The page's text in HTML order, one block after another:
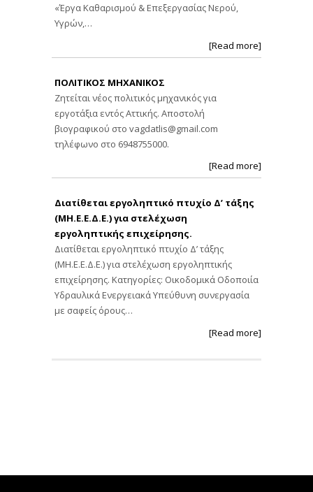
«Έργα Καθαρισμού & Επεξεργασίας Νερού,
Υγρών,…
[Read more]
ΠΟΛΙΤΙΚΟΣ ΜΗΧΑΝΙΚΟΣ
Ζητείται νέος πολιτικός μηχανικός για
εργοτάξια εντός Αττικής. Αποστολή
βιογραφικού στο vagdatlis@gmail.com
τηλέφωνο στο 6948755000.
[Read more]
Διατίθεται εργοληπτικό πτυχίο Δ’ τάξης
(ΜΗ.Ε.Ε.Δ.Ε.) για στελέχωση
εργοληπτικής επιχείρησης.
Διατίθεται εργοληπτικό πτυχίο Δ’ τάξης
(ΜΗ.Ε.Ε.Δ.Ε.) για στελέχωση εργοληπτικής
επιχείρησης. Κατηγορίες: Οικοδομικά Οδοποιία
Υδραυλικά Ενεργειακά Υπεύθυνη συνεργασία
με σαφείς όρους…
[Read more]